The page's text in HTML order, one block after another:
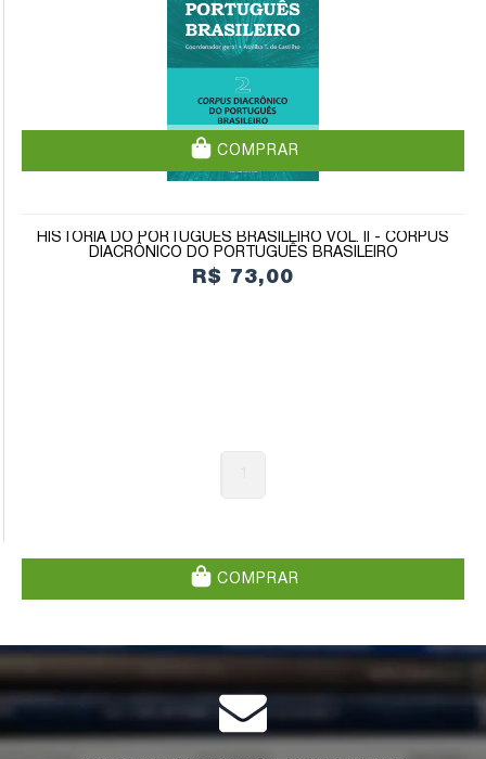
COMPRAR
HISTÓRIA DO PORTUGUÊS BRASILEIRO VOL. II - CORPUS
DIACRÔNICO DO PORTUGUÊS BRASILEIRO
R$ 73,00
COMPRAR